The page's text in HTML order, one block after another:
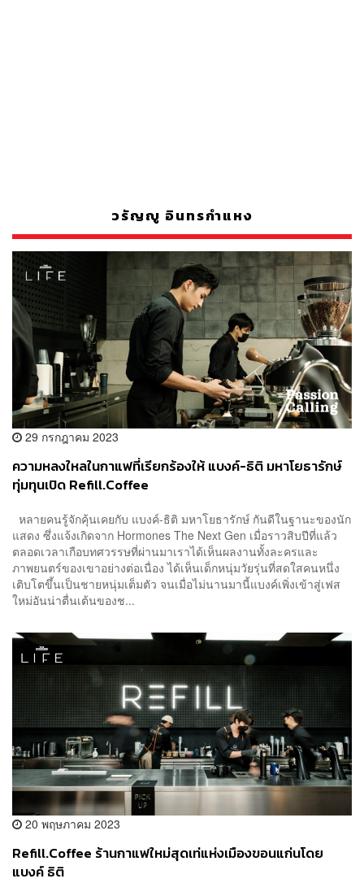
วรัญญู อินทรกำแหง
29 กรกฎาคม 2023
ความหลงใหลในกาแฟที่เรียกร้องให้ แบงค์-ธิติ มหาโยธารักษ์
ทุ่มทุนเปิด Refill.Coffee
หลายคนรู้จักคุ้นเคยกับ แบงค์-ธิติ มหาโยธารักษ์ กันดีในฐานะของนัก
แสดง ซึ่งแจ้งเกิดจาก Hormones The Next Gen เมื่อราวสิบปีที่แล้ว
ตลอดเวลาเกือบทศวรรษที่ผ่านมาเราได้เห็นผลงานทั้งละครและ
ภาพยนตร์ของเขาอย่างต่อเนื่อง ได้เห็นเด็กหนุ่มวัยรุ่นที่สดใสคนหนึ่ง
เติบโตขึ้นเป็นชายหนุ่มเต็มตัว จนเมื่อไม่นานมานี้แบงค์เพิ่งเข้าสู่เฟส
ใหม่อันน่าตื่นเต้นของช...
20 พฤษภาคม 2023
Refill.Coffee ร้านกาแฟใหม่สุดเท่แห่งเมืองขอนแก่นโดย
แบงค์ ธิติ